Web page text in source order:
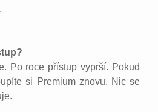
Po roce přístup vyprší. Pokud
si Premium znovu. Nic se